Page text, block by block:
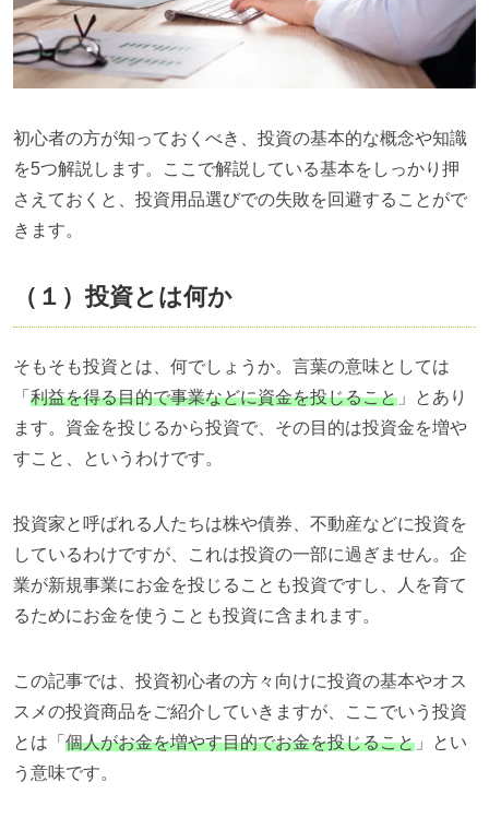
初心者の方が知っておくべき、投資の基本的な概念や知識
を5つ解説します。ここで解説している基本をしっかり押
さえておくと、投資用品選びでの失敗を回避することがで
きます。
（１）投資とは何か
そもそも投資とは、何でしょうか。言葉の意味としては
「 利益を得る目的で事業などに資金を投じること 」とあり
ます。資金を投じるから投資で、その目的は投資金を増や
すこと、というわけです。
投資家と呼ばれる人たちは株や債券、不動産などに投資を
しているわけですが、これは投資の一部に過ぎません。企
業が新規事業にお金を投じることも投資ですし、人を育て
るためにお金を使うことも投資に含まれます。
この記事では、投資初心者の方々向けに投資の基本やオス
スメの投資商品をご紹介していきますが、ここでいう投資
とは「 個人がお金を増やす目的でお金を投じること 」とい
う意味です。